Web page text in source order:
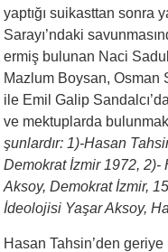
yaptığı suikasttan sonra
Sarayı’ndaki
ermiş bulunan Naci
Mazlum Boysan, Osman
ile Emil Galip
ve mektuplarda
şunlardır: 1)-Hasan
Demokrat İzmir 1972, 2)-
Aksoy, Demokrat İzmir,
İdeolojisi Yaşar Aksoy,
Hasan Tahsin’den